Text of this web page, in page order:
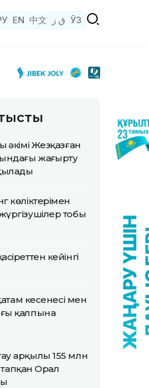
EN 中文 ق ز ЎЗ
әкімі Жезқазған
жаңғырту
көліктерімен
тобы
кейінгі
кесенесі мен
қалпына
арқылы 155 млн
тапқан Орал